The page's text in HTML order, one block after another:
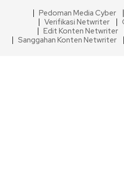
Pedoman Media Cyber
Verifikasi Netwriter
Edit Konten Netwriter
Sanggahan Konten Netwriter